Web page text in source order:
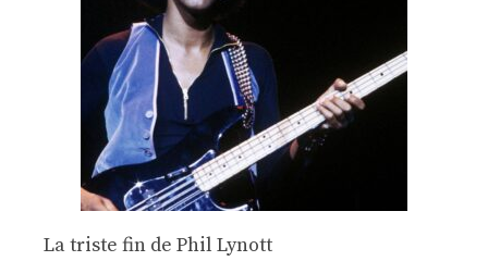
La triste fin de Phil Lynott